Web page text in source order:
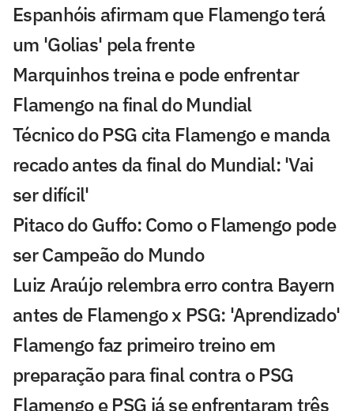
Espanhóis afirmam que Flamengo terá
um 'Golias' pela frente
Marquinhos treina e pode enfrentar
Flamengo na final do Mundial
Técnico do PSG cita Flamengo e manda
recado antes da final do Mundial: 'Vai
ser difícil'
Pitaco do Guffo: Como o Flamengo pode
ser Campeão do Mundo
Luiz Araújo relembra erro contra Bayern
antes de Flamengo x PSG: 'Aprendizado'
Flamengo faz primeiro treino em
preparação para final contra o PSG
Flamengo e PSG já se enfrentaram três